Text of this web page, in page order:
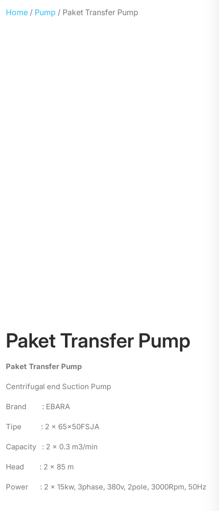
Home / Pump / Paket Transfer Pump
Paket Transfer Pump
Paket Transfer Pump
Centrifugal end Suction Pump
Brand : EBARA
Tipe : 2 x 65x50FSJA
Capacity : 2 x 0.3 m3/min
Head : 2 x 85 m
Power : 2 x 15kw, 3phase, 380v, 2pole, 3000Rpm, 50Hz